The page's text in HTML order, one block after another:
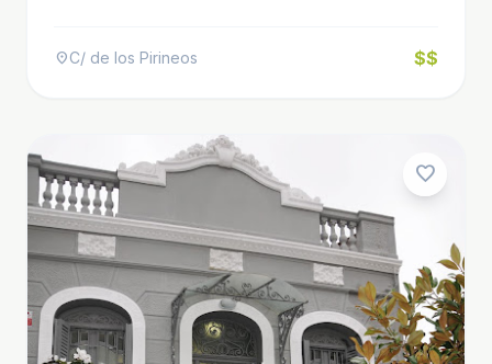
location_onC/ de los Pirineos $$
favorite